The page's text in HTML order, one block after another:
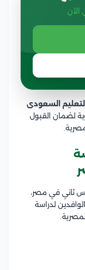
الآن
السعودى
لضمان القبول
ثاني في مصر،
لدراسة